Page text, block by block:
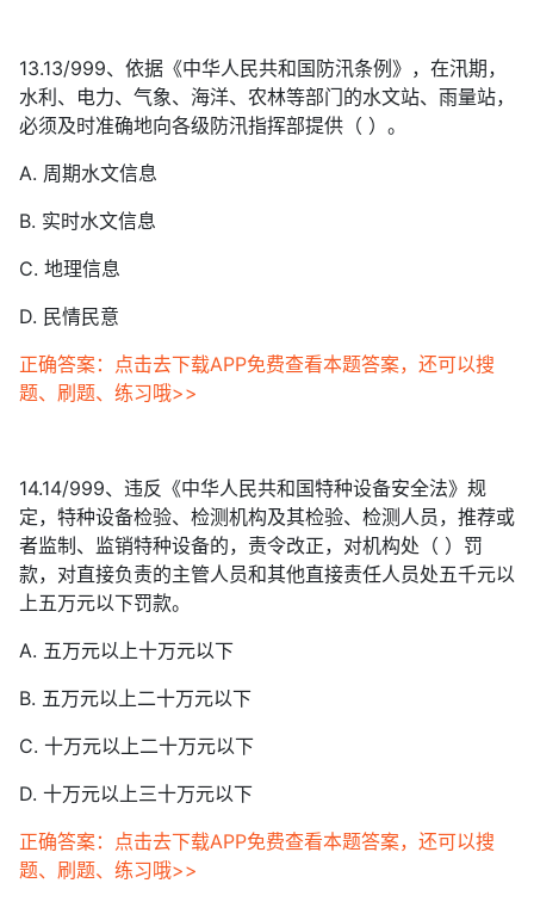
13.13/999、依据《中华人民共和国防汛条例》，在汛期，
水利、电力、气象、海洋、农林等部门的水文站、雨量站，
必须及时准确地向各级防汛指挥部提供（ ）。
A. 周期水文信息
B. 实时水文信息
C. 地理信息
D. 民情民意
正确答案：点击去下载APP免费查看本题答案，还可以搜
题、刷题、练习哦>>
14.14/999、违反《中华人民共和国特种设备安全法》规
定，特种设备检验、检测机构及其检验、检测人员，推荐或
者监制、监销特种设备的，责令改正，对机构处（ ）罚
款，对直接负责的主管人员和其他直接责任人员处五千元以
上五万元以下罚款。
A. 五万元以上十万元以下
B. 五万元以上二十万元以下
C. 十万元以上二十万元以下
D. 十万元以上三十万元以下
正确答案：点击去下载APP免费查看本题答案，还可以搜
题、刷题、练习哦>>